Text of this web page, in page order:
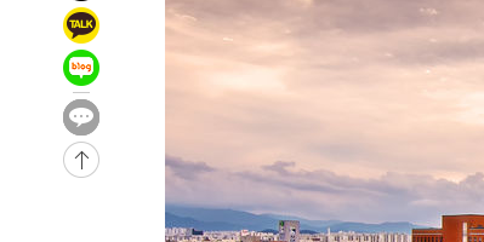
-20860초 전 >
백운산서 80년근 천종산삼 9뿌리 발견…감정가
-18570초 전 >
선재도서 해루질 나섰다 실종 60대, 닷새 만에
-16104초 전 >
남자 농구, 나고야 아시안게임서 '홈팀' 일본과 한
-15480초 전 >
여수 오동도 해상서 모터보트 전복…1명 사망·1
-11707초 전 >
주 날씨]
-8725초 전 >
축구협회 "압수수색·성접대 논란 사과…쇄신의
[속보]'압수수색·성접대 논란' 축구협회 "실망과